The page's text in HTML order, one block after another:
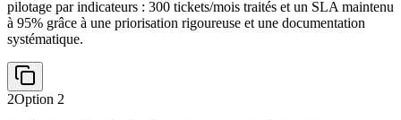
pilotage par indicateurs : 300 tickets/mois traités et un SLA maintenu
à 95% grâce à une priorisation rigoureuse et une documentation
systématique.
2Option 2